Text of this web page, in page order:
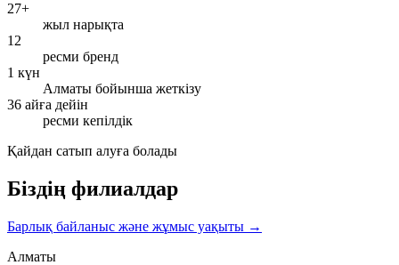
27+
жыл нарықта
12
ресми бренд
1 күн
Алматы бойынша жеткізу
36 айға дейін
ресми кепілдік
Қайдан сатып алуға болады
Біздің филиалдар
Барлық байланыс және жұмыс уақыты →
Алматы